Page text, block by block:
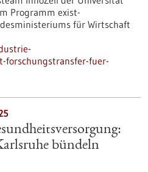
Programm exist-
für Wirtschaft
fuer-
bündeln